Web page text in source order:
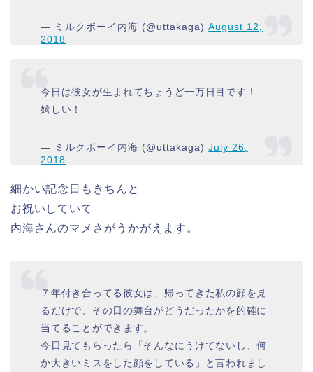
— ミルクボーイ内海 (@uttakaga)August 12,
2018
今日は彼女が生まれてちょうど一万日目です！
嬉しい！
— ミルクボーイ内海 (@uttakaga)July 26,
2018
細かい記念日もきちんと
お祝いしていて
内海さんのマメさがうかがえます。
７年付き合ってる彼女は、帰ってきた私の顔を見
るだけで、その日の舞台がどうだったかを的確に
当てることができます。
今日見てもらったら「そんなにうけてないし、何
か大きいミスをした顔をしている」と言われまし